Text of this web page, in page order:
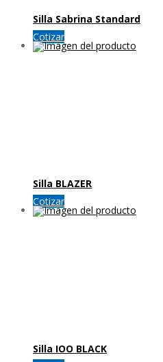
Silla Sabrina Standard
Cotizar
Silla BLAZER
Cotizar
Silla IOO BLACK